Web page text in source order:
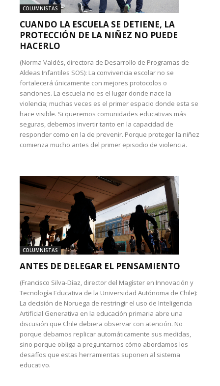
COLUMNISTAS
CUANDO LA ESCUELA SE DETIENE, LA
PROTECCIÓN DE LA NIÑEZ NO PUEDE
HACERLO
(Norma Valdés, directora de Desarrollo de Programas de
Aldeas Infantiles SOS): La convivencia escolar no se
fortalecerá únicamente con mejores protocolos o
sanciones. La escuela no es el lugar donde nace la
violencia; muchas veces es el primer espacio donde esta se
hace visible. Si queremos comunidades educativas más
seguras, debemos invertir tanto en la capacidad de
responder como en la de prevenir. Porque proteger la niñez
comienza mucho antes del primer episodio de violencia.
COLUMNISTAS
ANTES DE DELEGAR EL PENSAMIENTO
(Francisco Silva-Díaz, director del Magíster en Innovación y
Tecnología Educativa de la Universidad Autónoma de Chile):
La decisión de Noruega de restringir el uso de Inteligencia
Artificial Generativa en la educación primaria abre una
discusión que Chile debiera observar con atención. No
porque debamos replicar automáticamente sus medidas,
sino porque obliga a preguntarnos cómo abordamos los
desafíos que estas herramientas suponen al sistema
educativo.